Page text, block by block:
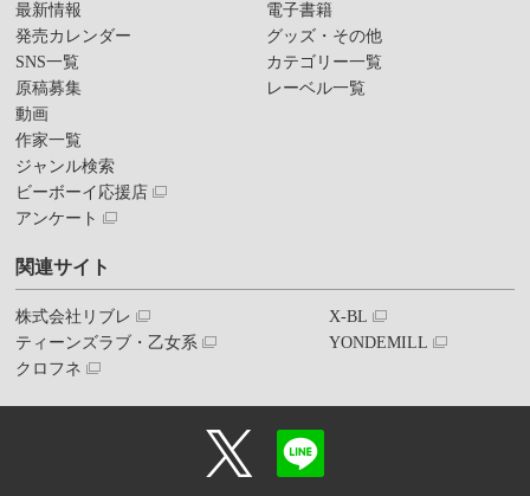
最新情報
発売カレンダー
SNS一覧
原稿募集
動画
作家一覧
ジャンル検索
ビーボーイ応援店
アンケート
電子書籍
グッズ・その他
カテゴリー一覧
レーベル一覧
関連サイト
株式会社リブレ
ティーンズラブ・乙女系
クロフネ
X-BL
YONDEMILL